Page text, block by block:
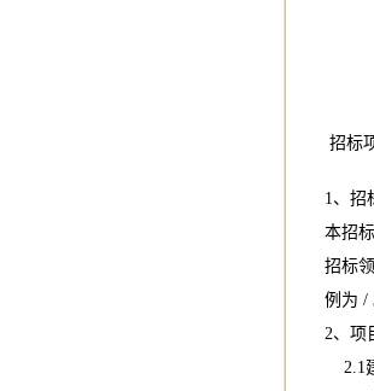
招标
1、招
本招
招标
例为 /
2、项
2.1